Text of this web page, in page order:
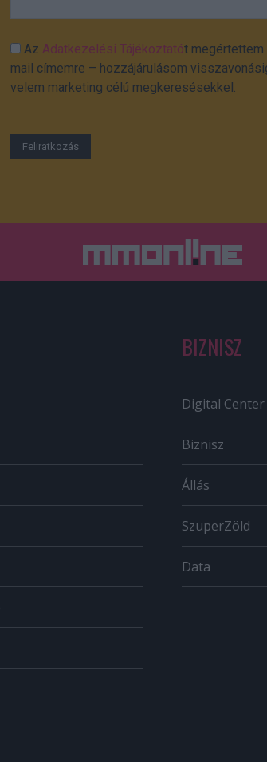
AzAdatkezelési Tájékoztatót megértettem
mail címemre – hozzájárulásom
velem marketing célú megkeresésekkel.
BIZNISZ
Digital Center
Biznisz
Állás
SzuperZöld
Data